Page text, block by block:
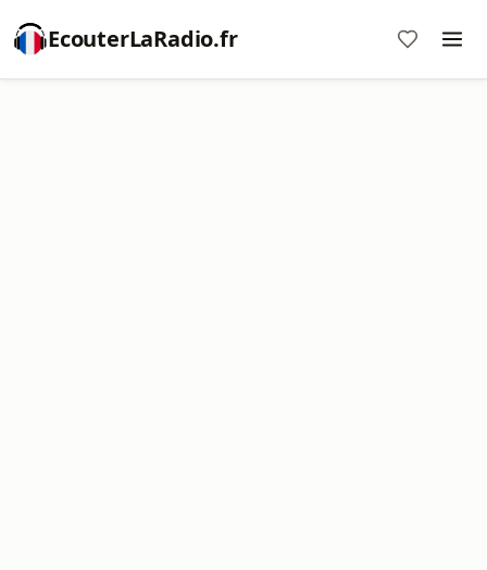
EcouterLaRadio.fr